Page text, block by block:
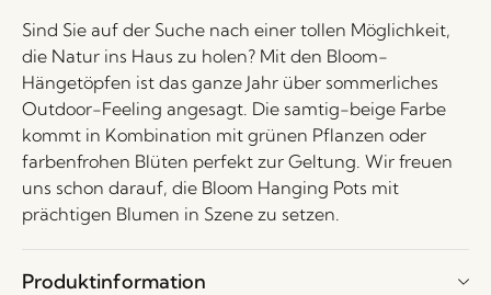
Sind Sie auf der Suche nach einer tollen Möglichkeit,
die Natur ins Haus zu holen? Mit den Bloom-
Hängetöpfen ist das ganze Jahr über sommerliches
Outdoor-Feeling angesagt. Die samtig-beige Farbe
kommt in Kombination mit grünen Pflanzen oder
farbenfrohen Blüten perfekt zur Geltung. Wir freuen
uns schon darauf, die Bloom Hanging Pots mit
prächtigen Blumen in Szene zu setzen.
Produktinformation